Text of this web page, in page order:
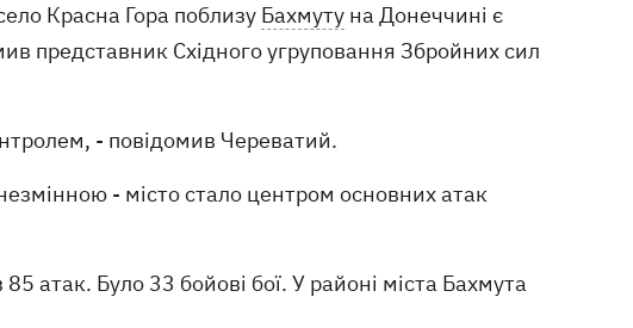
Красна Гора поблизу Бахмуту на Донеччині є
представник Східного угруповання Збройних сил
- повідомив Череватий.
- місто стало центром основних атак
атак. Було 33 бойові бої. У районі міста Бахмута